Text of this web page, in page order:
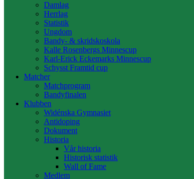
Damlag
Herrlag
Statistik
Ungdom
Bandy- & skridskoskola
Kalle Rosenbergs Minnescup
Karl-Erick Eckemarks Minnescup
Schysst Framtid cup
Matcher
Matchprogram
Bandyfinalen
Klubben
Widénska Gymnasiet
Antidoping
Dokument
Historia
Vår historia
Historisk statistik
Wall of Fame
Medlem